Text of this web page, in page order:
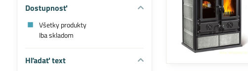
Dostupnosť
Všetky produkty
Iba skladom
Hľadať text